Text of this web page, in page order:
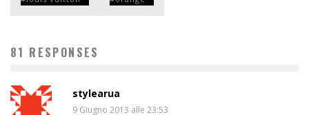
81 RESPONSES
stylearua
9 Giugno 2013 alle 23:53